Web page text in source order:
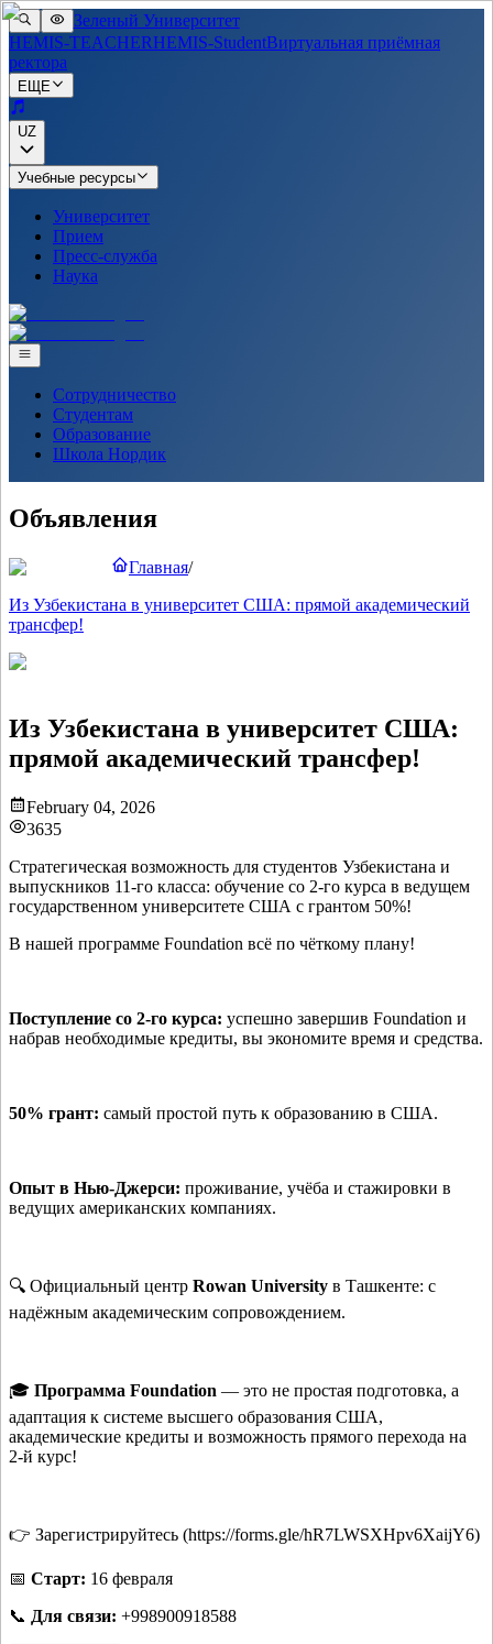
Зеленый Университет
HEMIS-TEACHERHEMIS-StudentВиртуальная приёмная
ректора
ЕЩЕ
UZ
Учебные ресурсы
Университет
Прием
Пресс-служба
Наука
Сотрудничество
Студентам
Образование
Школа Нордик
Объявления
Главная/
Из Узбекистана в университет США: прямой академический
трансфер!
Из Узбекистана в университет США:
прямой академический трансфер!
February 04, 2026
3635
Стратегическая возможность для студентов Узбекистана и
выпускников 11‑го класса: обучение со 2‑го курса в ведущем
государственном университете США с грантом 50%!
В нашей программе Foundation всё по чёткому плану!
Поступление со 2‑го курса: успешно завершив Foundation и
набрав необходимые кредиты, вы экономите время и средства.
50% грант: самый простой путь к образованию в США.
Опыт в Нью‑Джерси: проживание, учёба и стажировки в
ведущих американских компаниях.
🔍 Официальный центр Rowan University в Ташкенте: с
надёжным академическим сопровождением.
🎓 Программа Foundation — это не простая подготовка, а
адаптация к системе высшего образования США,
академические кредиты и возможность прямого перехода на
2‑й курс!
👉 Зарегистрируйтесь (https://forms.gle/hR7LWSXHpv6XaijY6)
📅 Старт: 16 февраля
📞 Для связи: +998900918588